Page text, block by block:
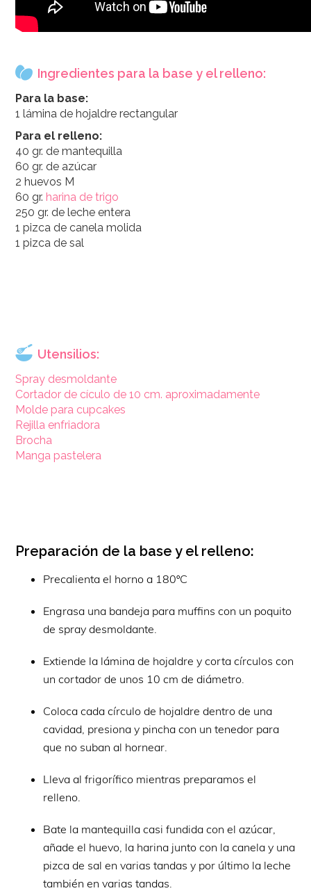
Ingredientes para la base y el relleno:
Para la base:
1 lámina de hojaldre rectangular
Para el relleno:
40 gr. de mantequilla
60 gr. de azúcar
2 huevos M
60 gr. harina de trigo
250 gr. de leche entera
1 pizca de canela molida
1 pizca de sal
Utensilios:
Spray desmoldante
Cortador de cículo de 10 cm. aproximadamente
Molde para cupcakes
Rejilla enfriadora
Brocha
Manga pastelera
Preparación de la base y el relleno:
Precalienta el horno a 180ºC
Engrasa una bandeja para muffins con un poquito
de spray desmoldante.
Extiende la lámina de hojaldre y corta círculos con
un cortador de unos 10 cm de diámetro.
Coloca cada círculo de hojaldre dentro de una
cavidad, presiona y pincha con un tenedor para
que no suban al hornear.
Lleva al frigorífico mientras preparamos el
relleno.
Bate la mantequilla casi fundida con el azúcar,
añade el huevo, la harina junto con la canela y una
pizca de sal en varias tandas y por último la leche
también en varias tandas.